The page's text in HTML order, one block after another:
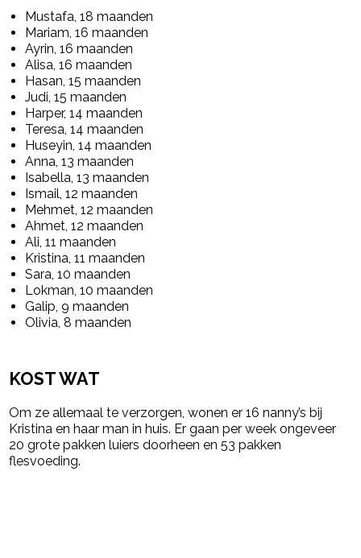
Mustafa, 18 maanden
Mariam, 16 maanden
Ayrin, 16 maanden
Alisa, 16 maanden
Hasan, 15 maanden
Judi, 15 maanden
Harper, 14 maanden
Teresa, 14 maanden
Huseyin, 14 maanden
Anna, 13 maanden
Isabella, 13 maanden
Ismail, 12 maanden
Mehmet, 12 maanden
Ahmet, 12 maanden
Ali, 11 maanden
Kristina, 11 maanden
Sara, 10 maanden
Lokman, 10 maanden
Galip, 9 maanden
Olivia, 8 maanden
KOST WAT
Om ze allemaal te verzorgen, wonen er 16 nanny’s bij
Kristina en haar man in huis. Er gaan per week ongeveer
20 grote pakken luiers doorheen en 53 pakken
flesvoeding.